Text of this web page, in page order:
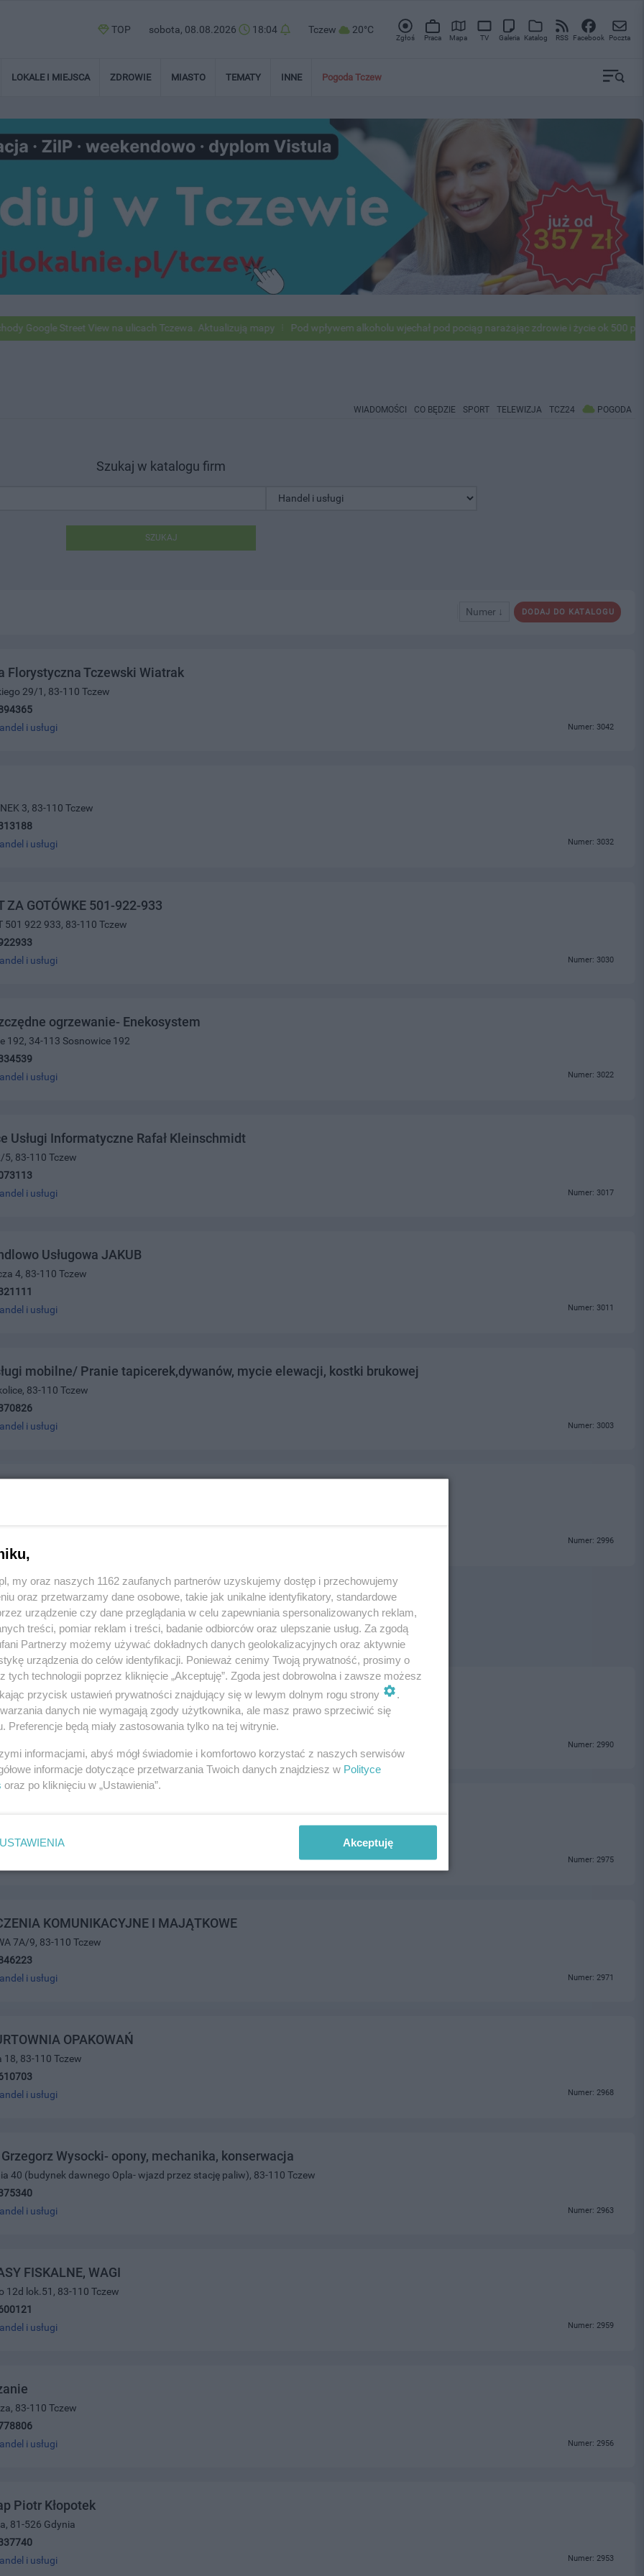
TOP sobota, 08.08.2026 18:04 Tczew 20°C
Zgłoś Praca Mapa TV Galeria Katalog RSS Facebook Poczta
LOKALE I MIEJSCA ZDROWIE MIASTO TEMATY INNE Pogoda Tczew
Street View na ulicach Tczewa. Aktualizują mapy Pod wpływem alkoholu wjechał pod pociąg narażając zdrowie i życie ok 500
WIADOMOŚCI CO BĘDZIE SPORT TELEWIZJA TCZ24 POGODA
Szukaj w katalogu firm
SZUKAJ
DODAJ DO KATALOGU
Numer ↓
Florystyczna Tczewski Wiatrak
29/1, 83-110 Tczew
i usługi Numer: 3042
3, 83-110 Tczew
i usługi Numer: 3032
ZA GOTÓWKE 501-922-933
501 922 933, 83-110 Tczew
i usługi Numer: 3030
ogrzewanie- Enekosystem
192, 34-113 Sosnowice 192
i usługi Numer: 3022
Usługi Informatyczne Rafał Kleinschmidt
5, 83-110 Tczew
i usługi Numer: 3017
Usługowa JAKUB
4, 83-110 Tczew
i usługi Numer: 3011
mobilne/ Pranie tapicerek,dywanów, mycie elewacji, kostki brukowej
83-110 Tczew
i usługi Numer: 3003
55, 83-110 Tczew
Numer: 2996
PALIW SP. Z O.O.
21a, 83-110 Tczew
Numer: 2990
Numer: 2975
KOMUNIKACYJNE I MAJĄTKOWE
7A/9, 83-110 Tczew
i usługi Numer: 2971
OPAKOWAŃ
83-110 Tczew
i usługi Numer: 2968
Grzegorz Wysocki- opony, mechanika, konserwacja
40 (budynek dawnego Opla- wjazd przez stację paliw), 83-110 Tczew
i usługi Numer: 2963
FISKALNE, WAGI
12d lok.51, 83-110 Tczew
i usługi Numer: 2959
83-110 Tczew
i usługi Numer: 2956
Piotr Kłopotek
81-526 Gdynia
i usługi Numer: 2953
my oraz naszych 1162 zaufanych partnerów uzyskujemy dostęp i przechowujemy
oraz przetwarzamy dane osobowe, takie jak unikalne identyfikatory, standardowe
urządzenie czy dane przeglądania w celu zapewniania spersonalizowanych reklam,
treści, pomiar reklam i treści, badanie odbiorców oraz ulepszanie usług. Za zgodą
Partnerzy możemy używać dokładnych danych geolokalizacyjnych oraz aktywnie
urządzenia do celów identyfikacji. Ponieważ cenimy Twoją prywatność, prosimy o
tych technologii poprzez kliknięcie „Akceptuję”. Zgoda jest dobrowolna i zawsze możesz
przycisk ustawień prywatności znajdujący się w lewym dolnym rogu strony
.
danych nie wymagają zgody użytkownika, ale masz prawo sprzeciwić się
Preferencje będą miały zastosowania tylko na tej witrynie.
informacjami, abyś mógł świadomie i komfortowo korzystać z naszych serwisów
informacje dotyczące przetwarzania Twoich danych znajdziesz w Polityce
oraz po kliknięciu w „Ustawienia”.
USTAWIENIA Akceptuję